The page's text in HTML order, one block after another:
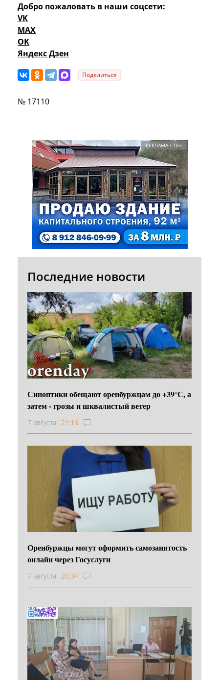
Добро пожаловать в наши соцсети:
VK
MAX
OK
Яндекс Дзен
Поделиться
№ 17110
РЕКЛАМА • 18+
Последние новости
Синоптики обещают оренбуржцам до +39°С, а
затем - грозы и шквалистый ветер
7 августа 21:16
Оренбуржцы могут оформить самозанятость
онлайн через Госуслуги
7 августа 20:34